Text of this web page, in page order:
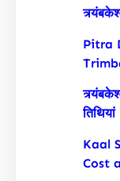
Pitra
तिथियां
Kaal
Cost